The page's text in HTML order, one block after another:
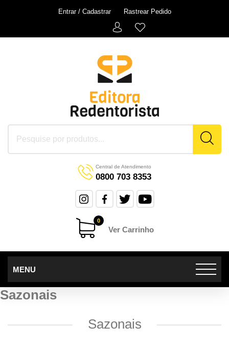
Entrar / Cadastrar Rastrear Pedido
Central de Atendimento
0800 703 8353
0
Ver Carrinho
MENU
Sazonais
Sazonais